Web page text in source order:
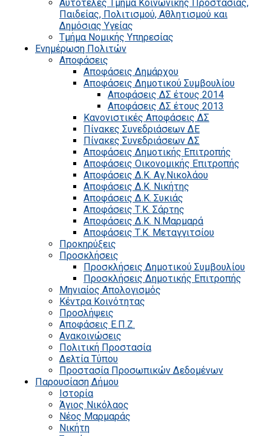
Αυτοτελές Τμήμα Κοινωνικής Προστασίας,
Παιδείας, Πολιτισμού, Αθλητισμού και
Δημόσιας Υγείας
Τμήμα Νομικής Υπηρεσίας
Ενημέρωση Πολιτών
Αποφάσεις
Αποφάσεις Δημάρχου
Αποφάσεις Δημοτικού Συμβουλίου
Αποφάσεις ΔΣ έτους 2014
Αποφάσεις ΔΣ έτους 2013
Κανονιστικές Αποφάσεις ΔΣ
Πίνακες Συνεδριάσεων ΔΕ
Πίνακες Συνεδριάσεων ΔΣ
Αποφάσεις Δημοτικής Επιτροπής
Αποφάσεις Οικονομικής Επιτροπής
Αποφάσεις Δ.Κ. Αγ.Νικολάου
Αποφάσεις Δ.Κ. Νικήτης
Αποφάσεις Δ.Κ. Συκιάς
Αποφάσεις Τ.Κ. Σάρτης
Αποφάσεις Δ.Κ. Ν.Μαρμαρά
Αποφάσεις Τ.Κ. Μεταγγιτσίου
Προκηρύξεις
Προσκλήσεις
Προσκλήσεις Δημοτικού Συμβουλίου
Προσκλήσεις Δημοτικής Επιτροπής
Μηνιαίος Απολογισμός
Κέντρα Κοινότητας
Προσλήψεις
Αποφάσεις Ε.Π.Ζ.
Ανακοινώσεις
Πολιτική Προστασία
Δελτία Τύπου
Προστασία Προσωπικών Δεδομένων
Παρουσίαση Δήμου
Ιστορία
Άγιος Νικόλαος
Νέος Μαρμαράς
Νικήτη